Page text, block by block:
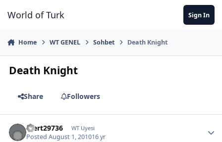
World of Turk Sign In
Home WT GENEL Sohbet Death Knight
Death Knight
Share Followers
mert29736 WT Uyesi
PostedAugust 1, 201016 yr